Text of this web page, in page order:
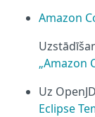
Amazon
„Amazon
Uz
Eclipse